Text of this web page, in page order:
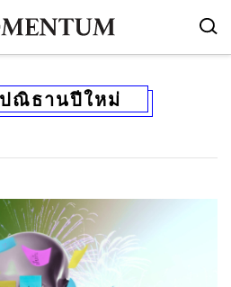
ปณิธานปีใหม่